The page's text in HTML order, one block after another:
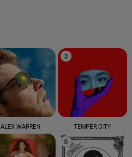
ALEX WARREN
3
TEMPER CITY
6